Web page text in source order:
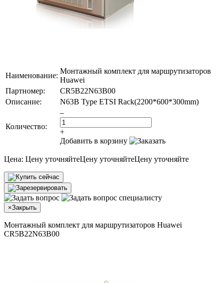
Наименование:
Монтажный комплект для маршрутизаторов
Huawei
Партномер:
CR5B22N63B00
Описание:
N63B Type ETSI Rack(2200*600*300mm)
Количество:
–
+
Добавить в корзину
Цена: Цену уточняйтеЦену уточняйтеЦену уточняйте
×Закрыть
Монтажный комплект для маршрутизаторов Huawei
CR5B22N63B00